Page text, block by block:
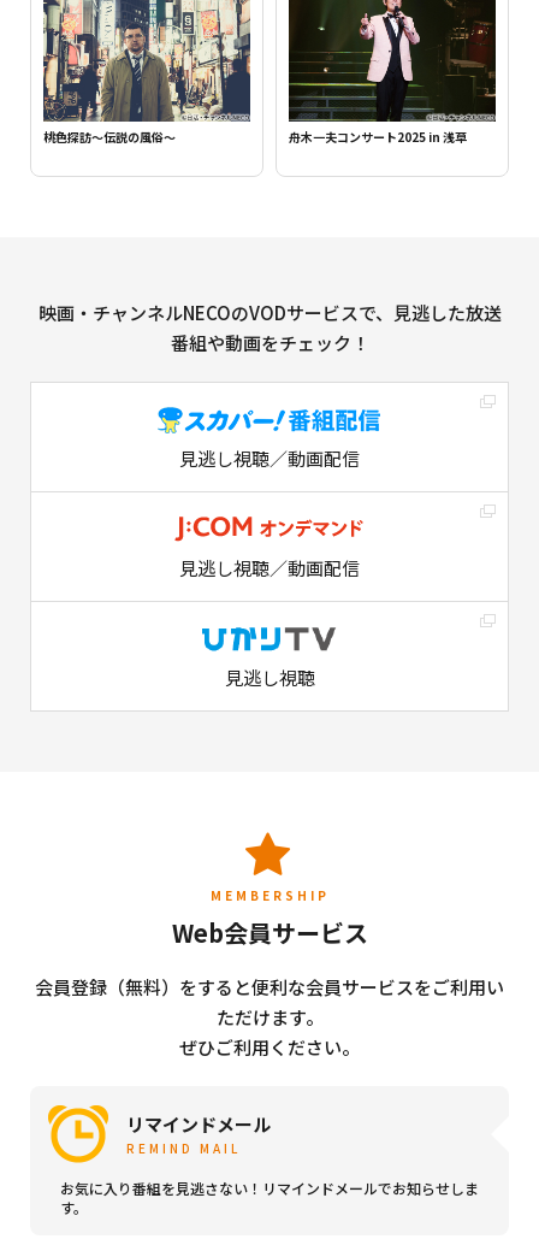
桃色探訪～伝説の風俗～ 舟木一夫コンサート2025 in 浅草
映画・チャンネルNECOのVODサービスで、見逃した放送
番組や動画をチェック！
見逃し視聴／動画配信
見逃し視聴／動画配信
見逃し視聴
MEMBERSHIP
Web会員サービス
会員登録（無料）をすると便利な会員サービスをご利用い
ただけます。
ぜひご利用ください。
リマインドメール
REMIND MAIL
お気に入り番組を見逃さない！リマインドメールでお知らせしま
す。